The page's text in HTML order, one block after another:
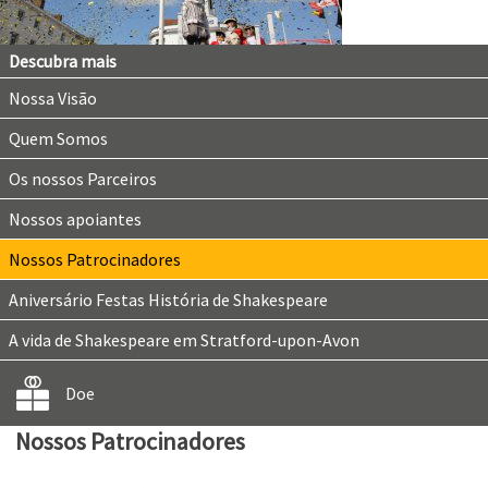
Descubra mais
Nossa Visão
Quem Somos
Os nossos Parceiros
Nossos apoiantes
Nossos Patrocinadores
Aniversário Festas História de Shakespeare
A vida de Shakespeare em Stratford-upon-Avon
Doe
Nossos Patrocinadores